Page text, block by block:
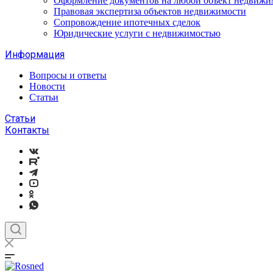
Правовая экспертиза объектов недвижимости
Сопровождение ипотечных сделок
Юридические услуги с недвижимостью
Информация
Вопросы и ответы
Новости
Статьи
Статьи
Контакты